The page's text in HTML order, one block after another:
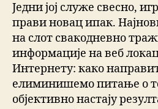
Једни јој служе свесно,
прави новац ипак.
на слот свакодневно
информације на веб
Интернету: како
елиминишемо питање о
објективно настају